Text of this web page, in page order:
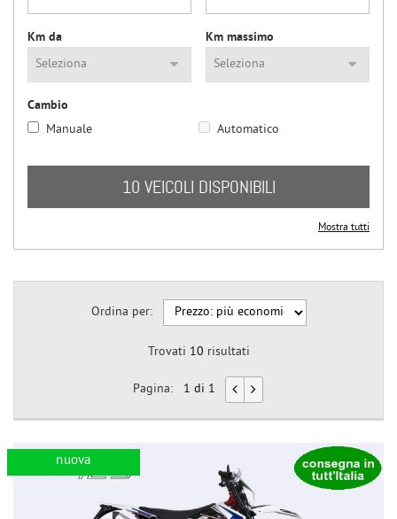
Km da Km massimo
Cambio
Manuale
Automatico
10 VEICOLI DISPONIBILI
Mostra tutti
Ordina per:
Trovati 10 risultati
Pagina: 1 di 1
nuova
questi
strumenti
di
tracciamento
si
rimanda
alla
e
le
scelte
Cookie necessari